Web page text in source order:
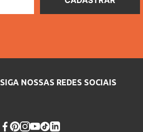
SIGA NOSSAS REDES SOCIAIS